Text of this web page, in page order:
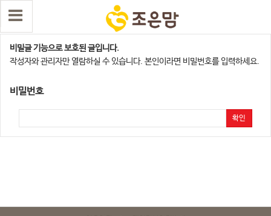
청주지점
비밀글 기능으로 보호된 글입니다.
작성자와 관리자만 열람하실 수 있습니다. 본인이라면 비밀번호를 입력하세요.
비밀번호
확인